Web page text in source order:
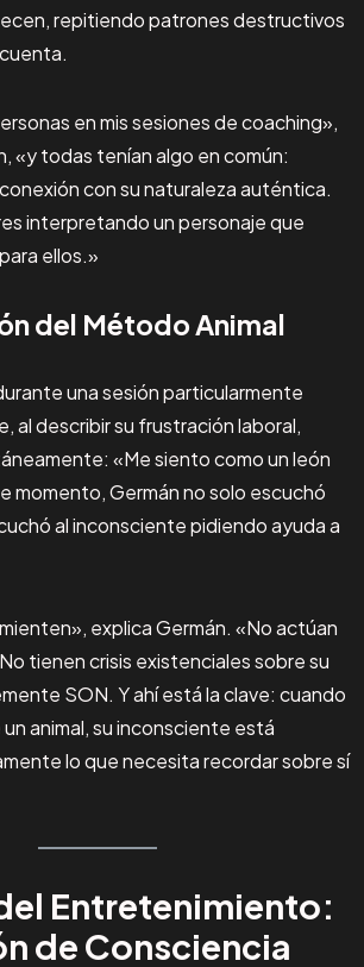
repitiendo patrones destructivos
en mis sesiones de coaching»,
«y todas tenían algo en común:
con su naturaleza auténtica.
interpretando un personaje que
ellos.»
del Método Animal
una sesión particularmente
al describir su frustración laboral,
«Me siento como un león
momento, Germán no solo escuchó
al inconsciente pidiendo ayuda a
explica Germán. «No actúan
tienen crisis existenciales sobre su
SON. Y ahí está la clave: cuando
animal, su inconsciente está
lo que necesita recordar sobre sí
Entretenimiento:
de Consciencia